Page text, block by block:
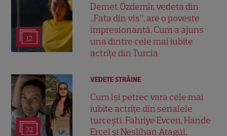
12
Demet Özdemir, vedeta din
„Fata din vis”, are o poveste
impresionantă. Cum a ajuns
una dintre cele mai iubite
actrițe din Turcia
32
VEDETE STRĂINE
Cum își petrec vara cele mai
iubite actrițe din serialele
turcești. Fahriye Evcen, Hande
Erçel și Neslihan Atagül,